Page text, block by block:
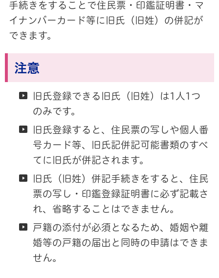
手続きをすることで住民票・印鑑証明書・マ
イナンバーカード等に旧氏（旧姓）の併記が
できます。
注意
旧氏登録できる旧氏（旧姓）は1人1つ
のみです。
旧氏登録すると、住民票の写しや個人番
号カード等、旧氏記併記可能書類のすべ
てに旧氏が併記されます。
旧氏（旧姓）併記手続きをすると、住民
票の写し・印鑑登録証明書に必ず記載さ
れ、省略することはできません。
戸籍の添付が必須となるため、婚姻や離
婚等の戸籍の届出と同時の申請はできま
せん。